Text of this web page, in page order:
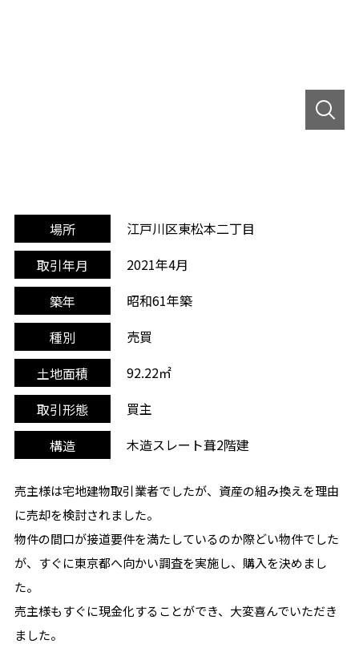
場所
江戸川区東松本二丁目
取引年月
2021年4月
築年
昭和61年築
種別
売買
土地面積
92.22㎡
取引形態
買主
構造
木造スレート葺2階建
売主様は宅地建物取引業者でしたが、資産の組み換えを理由
に売却を検討されました。
物件の間口が接道要件を満たしているのか際どい物件でした
が、すぐに東京都へ向かい調査を実施し、購入を決めまし
た。
売主様もすぐに現金化することができ、大変喜んでいただき
ました。